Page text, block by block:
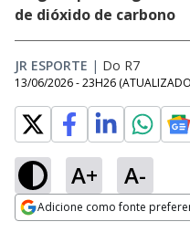
de dióxido de carbono
JR ESPORTE | Do R7
13/06/2026 - 23H26
A+ A-
Adicione como fonte
Ativar
Loaded:
48.94%